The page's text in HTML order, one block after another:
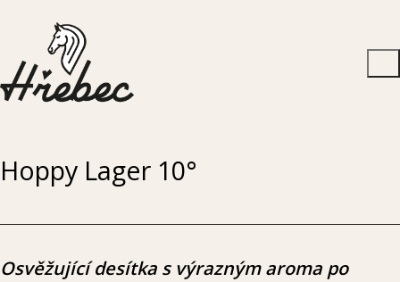
Hoppy Lager 10°
Osvě­žu­jí­cí desít­ka s výraz­ným aro­ma po